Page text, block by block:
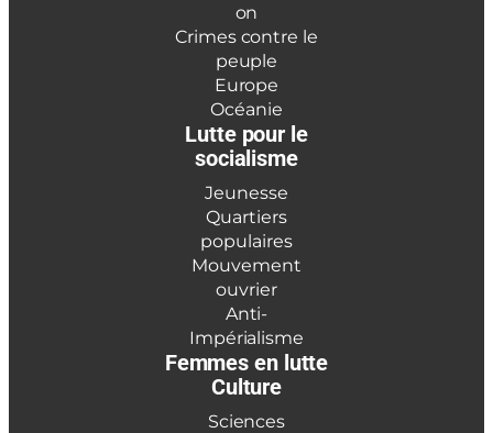
on
Crimes contre le
peuple
Europe
Océanie
Lutte pour le
socialisme
Jeunesse
Quartiers
populaires
Mouvement
ouvrier
Anti-
Impérialisme
Femmes en lutte
Culture
Sciences